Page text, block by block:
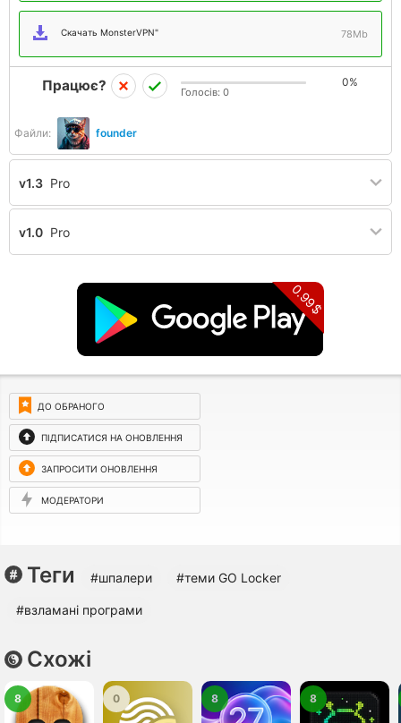
Скачать MonsterVPN" 78Mb
Файли: founder
Працює? 0%
Голосів: 0
v1.3 Pro
v1.0 Pro
0.99$
ДО ОБРАНОГО
ПІДПИСАТИСЯ НА ОНОВЛЕННЯ
ЗАПРОСИТИ ОНОВЛЕННЯ
МОДЕРАТОРИ
Теги #шпалери #теми GO Locker
#взламані програми
Схожі
8 0 8 8